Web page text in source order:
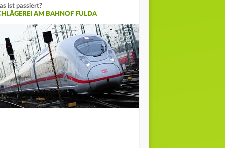
ist passiert?
AM BAHNOF FULDA